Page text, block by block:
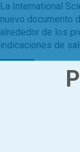
La International
nuevo documento
alrededor de los
indicaciones de